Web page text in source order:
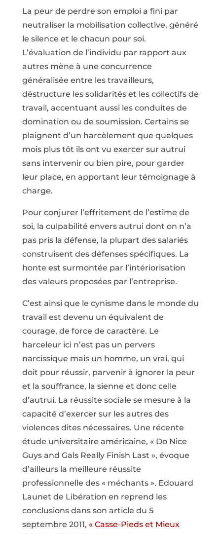
La peur de perdre son emploi a fini par
neutraliser la mobilisation collective, généré
le silence et le chacun pour soi.
L’évaluation de l’individu par rapport aux
autres mène à une concurrence
généralisée entre les travailleurs,
déstructure les solidarités et les collectifs de
travail, accentuant aussi les conduites de
domination ou de soumission. Certains se
plaignent d’un harcèlement que quelques
mois plus tôt ils ont vu exercer sur autrui
sans intervenir ou bien pire, pour garder
leur place, en apportant leur témoignage à
charge.
Pour conjurer l’effritement de l’estime de
soi, la culpabilité envers autrui dont on n’a
pas pris la défense, la plupart des salariés
construisent des défenses spécifiques. La
honte est surmontée par l’intériorisation
des valeurs proposées par l’entreprise.
C’est ainsi que le cynisme dans le monde du
travail est devenu un équivalent de
courage, de force de caractère. Le
harceleur ici n’est pas un pervers
narcissique mais un homme, un vrai, qui
doit pour réussir, parvenir à ignorer la peur
et la souffrance, la sienne et donc celle
d’autrui. La réussite sociale se mesure à la
capacité d’exercer sur les autres des
violences dites nécessaires. Une récente
étude universitaire américaine, « Do Nice
Guys and Gals Really Finish Last », évoque
d’ailleurs la meilleure réussite
professionnelle des « méchants ». Edouard
Launet de Libération en reprend les
conclusions dans son article du 5
septembre 2011, « Casse-Pieds et Mieux